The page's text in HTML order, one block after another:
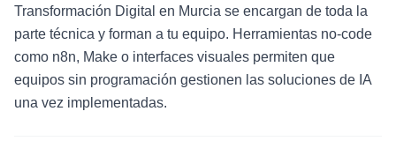
Transformación Digital en Murcia se encargan de toda la
parte técnica y forman a tu equipo. Herramientas no-code
como n8n, Make o interfaces visuales permiten que
equipos sin programación gestionen las soluciones de IA
una vez implementadas.